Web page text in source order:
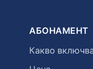
АБОНАМЕНТ
Какво